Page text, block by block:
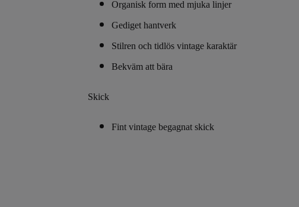
Organisk form med mjuka linjer
Gediget hantverk
Stilren och tidlös vintage karaktär
Bekväm att bära
Skick
Fint vintage begagnat skick